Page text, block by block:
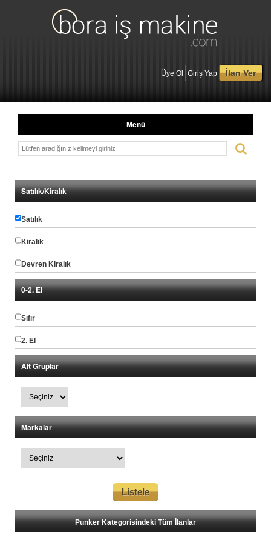
Üye Ol Giriş Yap İlan Ver
Menü
Satılık/Kiralık
Satılık
Kiralık
Devren Kiralık
0-2. El
Sıfır
2. El
Alt Gruplar
Markalar
Punker Kategorisindeki Tüm İlanlar